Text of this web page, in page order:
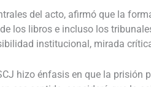
del acto, afirmó que la
los libros e incluso los
institucional, mirada
hizo énfasis en que la prisión